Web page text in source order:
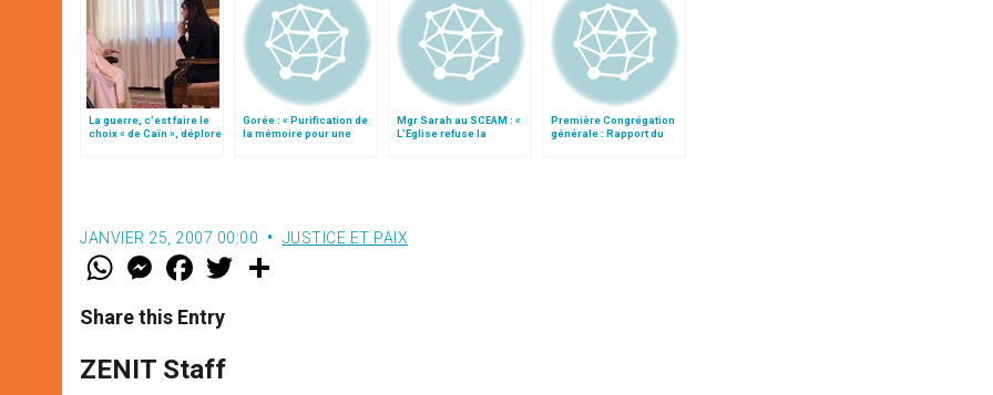
La guerre, c’est faire le
choix « de Caïn », déplore
Gorée : « Purification de
la mémoire pour une
Mgr Sarah au SCEAM : «
L’Eglise refuse la
Première Congrégation
générale : Rapport du
JANVIER 25, 2007 00:00 JUSTICE ET PAIX
W
t
s
p
p
M
e
s
e
g
e
F
a
e
b
o
k
w
Share this Entry
ZENIT Staff